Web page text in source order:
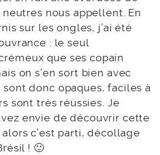
nous appellent. En
sur les ongles, j’ai été
: le seul
que ses copain
on s’en sort bien avec
sont donc opaques, faciles à
sont très réussies. Je
envie de découvrir cette
c’est parti, décollage
! 🙂